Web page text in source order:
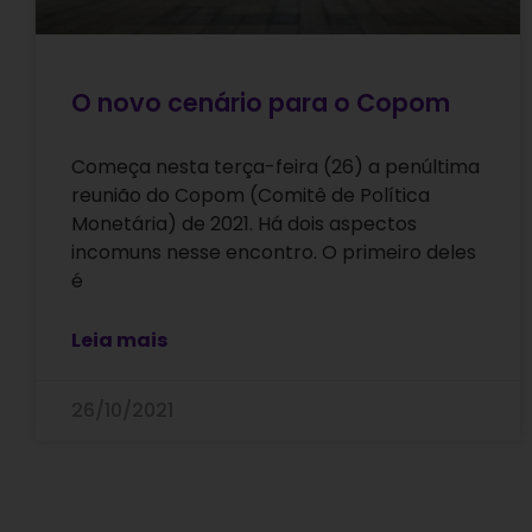
O novo cenário para o Copom
Começa nesta terça-feira (26) a penúltima
reunião do Copom (Comitê de Política
Monetária) de 2021. Há dois aspectos
incomuns nesse encontro. O primeiro deles
é
Leia mais